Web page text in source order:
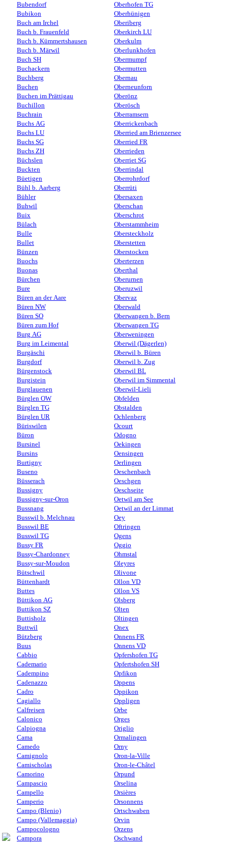
Bubendorf
Bubikon
Buch am Irchel
Buch b. Frauenfeld
Buch b. Kümmertshausen
Buch b. Märwil
Buch SH
Buchackern
Buchberg
Buchen
Buchen im Prättigau
Buchillon
Buchrain
Buchs AG
Buchs LU
Buchs SG
Buchs ZH
Büchslen
Buckten
Büetigen
Bühl b. Aarberg
Bühler
Buhwil
Buix
Bülach
Bulle
Bullet
Bünzen
Buochs
Buonas
Bürchen
Bure
Büren an der Aare
Büren NW
Büren SO
Büren zum Hof
Burg AG
Burg im Leimental
Burgäschi
Burgdorf
Bürgenstock
Burgistein
Burglauenen
Bürglen OW
Bürglen TG
Bürglen UR
Büriswilen
Büron
Bursinel
Bursins
Burtigny
Buseno
Büsserach
Bussigny
Bussigny-sur-Oron
Bussnang
Busswil b. Melchnau
Busswil BE
Busswil TG
Bussy FR
Bussy-Chardonney
Bussy-sur-Moudon
Bütschwil
Büttenhardt
Buttes
Büttikon AG
Buttikon SZ
Buttisholz
Buttwil
Bützberg
Buus
Cabbio
Cademario
Cadempino
Cadenazzo
Cadro
Cagiallo
Calfreisen
Calonico
Calpiogna
Cama
Camedo
Camignolo
Camischolas
Camorino
Campascio
Campello
Camperio
Campo (Blenio)
Campo (Vallemaggia)
Campocologno
Campora
Oberhofen TG
Oberhünigen
Oberiberg
Oberkirch LU
Oberkulm
Oberlunkhofen
Obermumpf
Obermutten
Obernau
Oberneunforn
Oberönz
Oberösch
Oberramsern
Oberrickenbach
Oberried am Brienzersee
Oberried FR
Oberrieden
Oberriet SG
Oberrindal
Oberrohrdorf
Oberrüti
Obersaxen
Oberschan
Oberschrot
Oberstammheim
Obersteckholz
Oberstetten
Oberstocken
Oberterzen
Oberthal
Oberurnen
Oberuzwil
Obervaz
Oberwald
Oberwangen b. Bern
Oberwangen TG
Oberweningen
Oberwil (Dägerlen)
Oberwil b. Büren
Oberwil b. Zug
Oberwil BL
Oberwil im Simmental
Oberwil-Lieli
Obfelden
Obstalden
Ochlenberg
Ocourt
Odogno
Oekingen
Oensingen
Oerlingen
Oeschenbach
Oeschgen
Oeschseite
Oetwil am See
Oetwil an der Limmat
Oey
Oftringen
Ogens
Oggio
Ohmstal
Oleyres
Olivone
Ollon VD
Ollon VS
Olsberg
Olten
Oltingen
Onex
Onnens FR
Onnens VD
Opfershofen TG
Opfertshofen SH
Opfikon
Oppens
Oppikon
Oppligen
Orbe
Orges
Origlio
Ormalingen
Orny
Oron-la-Ville
Oron-le-Châtel
Orpund
Orselina
Orsières
Orsonnens
Ortschwaben
Orvin
Orzens
Oschwand